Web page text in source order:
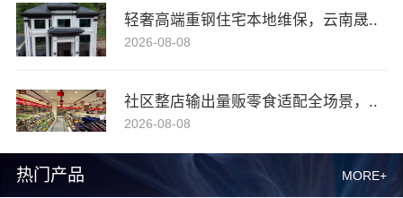
热门产品 MORE+
轻奢高端重钢住宅本地维保，云南晟..
2026-08-08
社区整店输出量贩零食适配全场景，..
2026-08-08